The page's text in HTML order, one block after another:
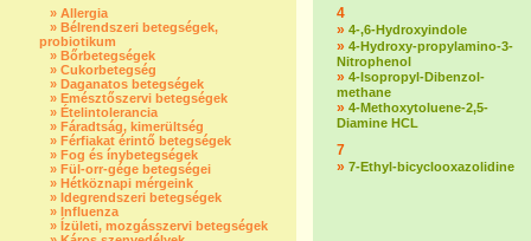
» Allergia
» Bélrendszeri betegségek,
probiotikum
» Bőrbetegségek
» Cukorbetegség
» Daganatos betegségek
» Emésztőszervi betegségek
» Ételintolerancia
» Fáradtság, kimerültség
» Férfiakat érintő betegségek
» Fog és ínybetegségek
» Fül-orr-gége betegségei
» Hétköznapi mérgeink
» Idegrendszeri betegségek
» Influenza
» Ízületi, mozgásszervi betegségek
4
» 4-,6-Hydroxyindole
» 4-Hydroxy-propylamino-3-
Nitrophenol
» 4-Isopropyl-Dibenzol-
methane
» 4-Methoxytoluene-2,5-
Diamine HCL
7
» 7-Ethyl-bicyclooxazolidine